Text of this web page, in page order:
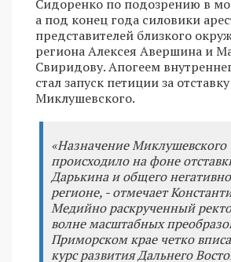
Сидоренко по подозрению в
а под конец года силовики
представителей близкого
региона Алексея Авершина и
Свиридову. Апогеем
стал запуск петиции за
Миклушевского.
«Назначение Миклушевского
происходило на фоне
Дарькина и общего
регионе, - отмечает
Медийно раскрученный
волне масштабных
Приморском крае четко
курс развития Дальнего